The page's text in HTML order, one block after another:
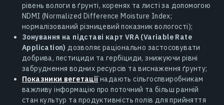
рівень вологи в ґрунті, коренях та листі за допомогою
NDMI (Normalized Difference Moisture Index;
нормалізований різницевий показник вологості);
Зонування на підставі карт VRA (Variable Rate
Application) дозволяє раціонально застосовувати
добрива, пестициди та гербіциди, знижуючи рівні
забруднення водних ресурсів та виснаження ґрунту;
Показники вегетаціїнадають сільгоспвиробникам
важливу інформацію про поточний та більш ранній
стан культур та продуктивність полів для прийняття